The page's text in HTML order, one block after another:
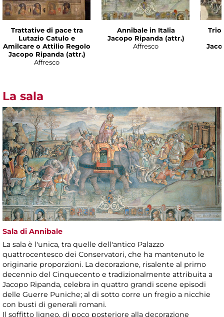
Trattative di pace tra
Lutazio Catulo e
Amilcare o Attilio Regolo
Jacopo Ripanda (attr.)
Affresco
Annibale in Italia
Jacopo Ripanda (attr.)
Affresco
La sala
Sala di Annibale
La sala è l'unica, tra quelle dell'antico Palazzo
quattrocentesco dei Conservatori, che ha mantenuto le
originarie proporzioni. La decorazione, risalente al primo
decennio del Cinquecento e tradizionalmente attribuita a
Jacopo Ripanda, celebra in quattro grandi scene episodi
delle Guerre Puniche; al di sotto corre un fregio a nicchie
con busti di generali romani.
Il soffitto ligneo, di poco posteriore alla decorazione